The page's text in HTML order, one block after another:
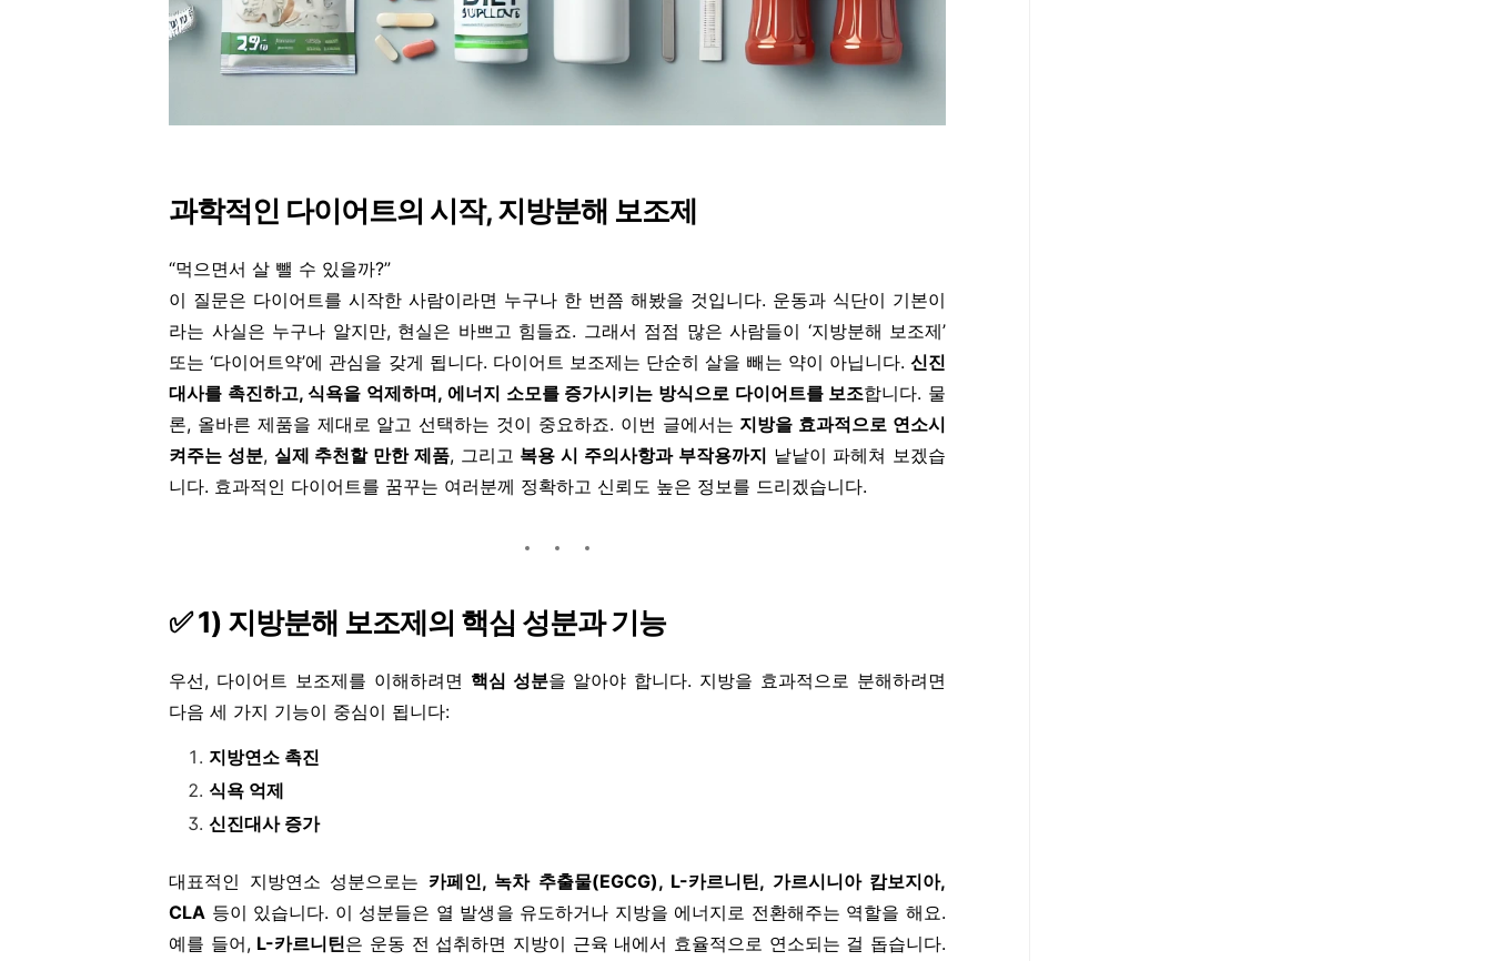
과학적인 다이어트의 시작, 지방분해 보조제
“먹으면서 살 뺄 수 있을까?”
이 질문은 다이어트를 시작한 사람이라면 누구나 한 번쯤 해봤을 것입니다. 운동과 식단이 기본이
라는 사실은 누구나 알지만, 현실은 바쁘고 힘들죠. 그래서 점점 많은 사람들이 ‘지방분해 보조제’
또는 ‘다이어트약’에 관심을 갖게 됩니다. 다이어트 보조제는 단순히 살을 빼는 약이 아닙니다.신진
대사를 촉진하고, 식욕을 억제하며, 에너지 소모를 증가시키는 방식으로 다이어트를 보조합니다. 물
론, 올바른 제품을 제대로 알고 선택하는 것이 중요하죠. 이번 글에서는 지방을 효과적으로 연소시
켜주는 성분, 실제 추천할 만한 제품, 그리고 복용 시 주의사항과 부작용까지 낱낱이 파헤쳐 보겠습
니다. 효과적인 다이어트를 꿈꾸는 여러분께 정확하고 신뢰도 높은 정보를 드리겠습니다.
✅1) 지방분해 보조제의 핵심 성분과 기능
우선, 다이어트 보조제를 이해하려면 핵심 성분을 알아야 합니다. 지방을 효과적으로 분해하려면
다음 세 가지 기능이 중심이 됩니다:
지방연소 촉진
식욕 억제
신진대사 증가
대표적인 지방연소 성분으로는 카페인, 녹차 추출물(EGCG), L-카르니틴, 가르시니아 캄보지아,
CLA 등이 있습니다. 이 성분들은 열 발생을 유도하거나 지방을 에너지로 전환해주는 역할을 해요.
예를 들어, L-카르니틴은 운동 전 섭취하면 지방이 근육 내에서 효율적으로 연소되는 걸 돕습니다.